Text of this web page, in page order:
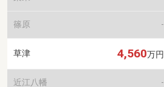
篠原 -
草津 4,560万円
近江八幡 -